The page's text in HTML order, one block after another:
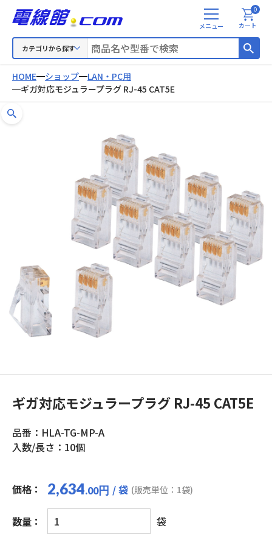
カテゴリから探す
メ
ニ
カート
0
HOME ショップ
LAN・PC用
ギガ対応モジュラープラグ RJ-45 CAT5E
ギガ対応モジュラープラグ RJ-45 CAT5E
品番：HLA-TG-MP-A
入数/長さ：10個
価格： 2,634.00円 / 袋 (販売単位：1袋)
数量：
ギ
ガ
袋